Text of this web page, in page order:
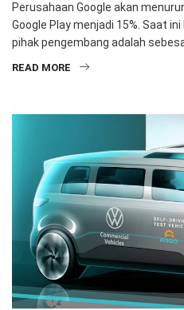
Perusahaan Google akan
Google Play menjadi 15%. Saat
pihak pengembang adalah
READ MORE